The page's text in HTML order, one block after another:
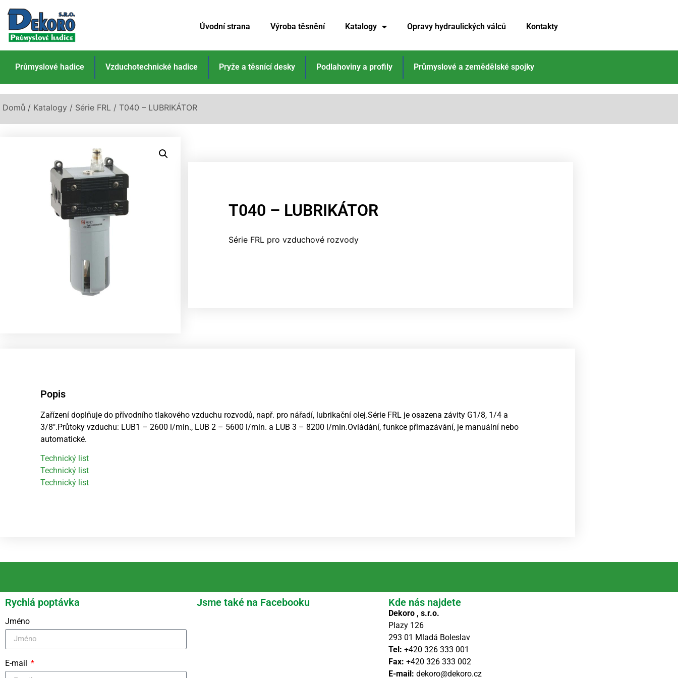
Úvodní strana Výroba těsnění Katalogy Opravy hydraulických válců Kontakty
Průmyslové hadice Vzduchotechnické hadice Pryže a těsnící desky Podlahoviny a profily Průmyslové a zemědělské spojky
Domů / Katalogy / Série FRL / T040 – LUBRIKÁTOR
T040 – LUBRIKÁTOR
Série FRL pro vzduchové rozvody
Popis
Zařízení doplňuje do přívodního tlakového vzduchu rozvodů, např. pro nářadí, lubrikační olej.Série FRL je osazena závity G1/8, 1/4 a
3/8″.Průtoky vzduchu: LUB1 – 2600 l/min., LUB 2 – 5600 l/min. a LUB 3 – 8200 l/min.Ovládání, funkce přimazávání, je manuální nebo
automatické.
Technický list
Technický list
Technický list
Rychlá poptávka
Jméno
E-mail
Jsme také na Facebooku Kde nás najdete
Dekoro , s.r.o.
Plazy 126
293 01 Mladá Boleslav
Tel: +420 326 333 001
Fax: +420 326 333 002
E-mail: dekoro@dekoro.cz